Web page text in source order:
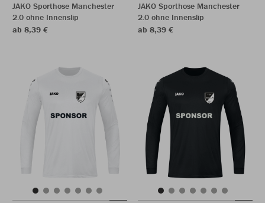
JAKO Sporthose Manchester
2.0 ohne Innenslip
ab 8,39 €
JAKO Sporthose Manchester
2.0 ohne Innenslip
ab 8,39 €